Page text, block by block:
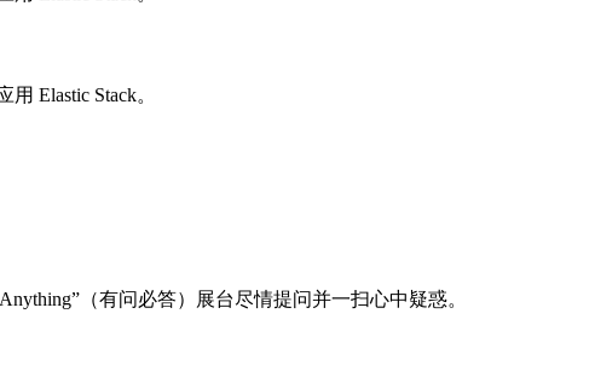
Elastic Stack。
（有问必答）展台尽情提问并一扫心中疑惑。